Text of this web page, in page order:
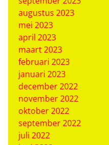
augustus 2023
mei 2023
april 2023
maart 2023
februari 2023
januari 2023
december 2022
november 2022
oktober 2022
september 2022
juli 2022